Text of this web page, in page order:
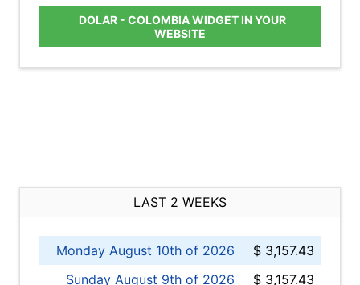
DOLAR - COLOMBIA WIDGET IN YOUR
WEBSITE
LAST 2 WEEKS
Monday August 10th of 2026
$ 3,157.43
Sunday August 9th of 2026
$ 3,157.43